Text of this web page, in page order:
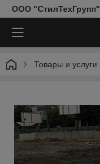
ООО "СтилТехГрупп"
Товары и услуги